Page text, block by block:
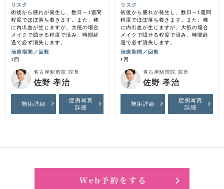
リスク
術後から腫れが発生し、数日～1週間
程度でほぼ落ち着きます。また、稀
に内出血が生じますが、大抵の場合
メイクで隠せる程度で済み、時間経
過で必ず消失します。
治療期間／回数
1回
名古屋駅前院 院長
佐野 孝治
施術詳細
症例写真
詳細
リスク
術後から腫れが発生し、数日～1週間
程度でほぼ落ち着きます。また、稀
に内出血が生じますが、大抵の場合
メイクで隠せる程度で済み、時間経
過で必ず消失します。
治療期間／回数
1回
名古屋駅前院 院長
佐野 孝治
施術詳細
症例写真
詳細